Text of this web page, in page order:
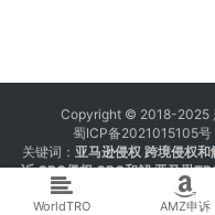
Copyright © 2018-2025
蜀ICP备2021015105号
关键词： 亚马逊侵权 跨境侵权和
诉 GBC侵权 GBC和解 亚马逊
注册
WorldTRO AMZ申诉